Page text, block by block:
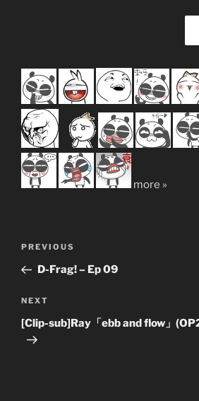
more »
Previous
Post
PREVIOUS
D-Frag! – Ep 09
Next
Post
NEXT
[Clip-sub]Ray「ebb and flow」